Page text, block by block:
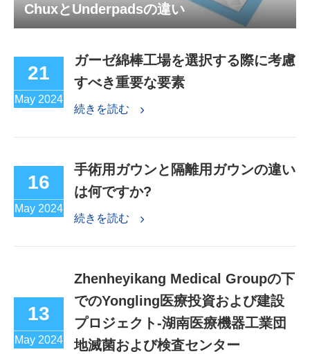
ChuxとUnderpadsの違い
21
May 2024
ガーゼ綿棒工場を選択する際に考慮
すべき重要な要素
続きを読む
16
May 2024
手術用ガウンと隔離用ガウンの違い
は何ですか?
続きを読む
13
May 2024
Zhenheyikang Medical Groupの下
でのYongling医療投資および建設
プロジェクト-湖南医療機器工業団
地滅菌および検査センター